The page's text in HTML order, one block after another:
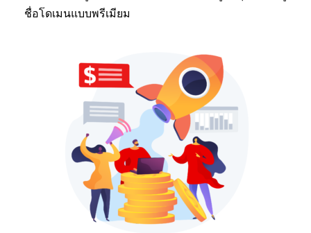
ชื่อโดเมนแบบพรีเมียม